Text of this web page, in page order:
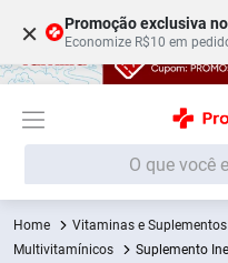
× Promoção exclusiva
Economize R$10 em
O que você está buscando?
Vitaminas e Suplementos
Multivitamínicos
Suplemento
Termos mais